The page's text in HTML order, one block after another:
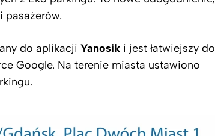
pasażerów.
do aplikacji Yanosik i jest łatwiejszy do
Google. Na terenie miasta ustawiono